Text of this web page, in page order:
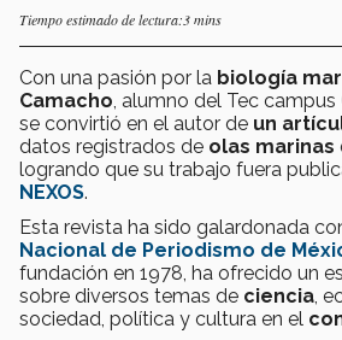
Tiempo estimado de lectura:3 mins
Con una pasión por la biología
Camacho , alumno del Tec campus
se convirtió en el autor de un
datos registrados de olas marinas
logrando que su trabajo fuera
NEXOS.
Esta revista ha sido galardonada
Nacional de Periodismo de
fundación en 1978, ha ofrecido un
sobre diversos temas de ciencia ,
sociedad, política y cultura en el